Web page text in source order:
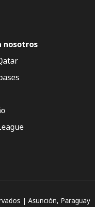
nosotros
| Asunción, Paraguay